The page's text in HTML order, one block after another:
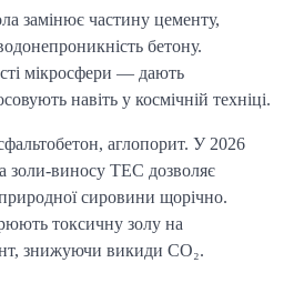
замінює частину цементу,
бетону.
мікросфери — дають
навіть у космічній техніці.
аглопорит. У 2026
золи-виносу ТЕС дозволяє
сировини щорічно.
токсичну золу на
знижуючи викиди CO₂.